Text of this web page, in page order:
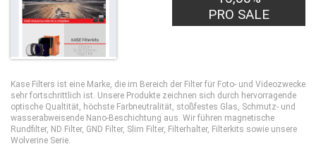
PRO SALE
Kase Filters ist eine Marke, die im Bereich der Filter für Foto- und Videozwecke
sehr fortschrittlich ist. Unsere Produkte zeichnen sich durch hervorragende
optische Qualtität, höchste Farbneutralität, stoßfestes Glas, Schmutz- und
wasserabweisende Nano-Beschichtung aus. Wir führen magnetische
Rundfilter, ND Filter, GND Filter, Slim Filter, Filterhalter, Filterkits sowie unsere
Wolverine Serie.